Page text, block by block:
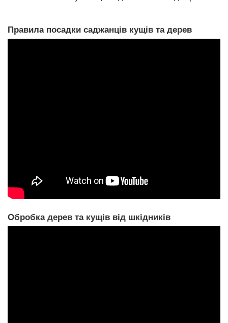
Правила посадки саджанців кущів та дерев
Обробка дерев та кущів від шкідників